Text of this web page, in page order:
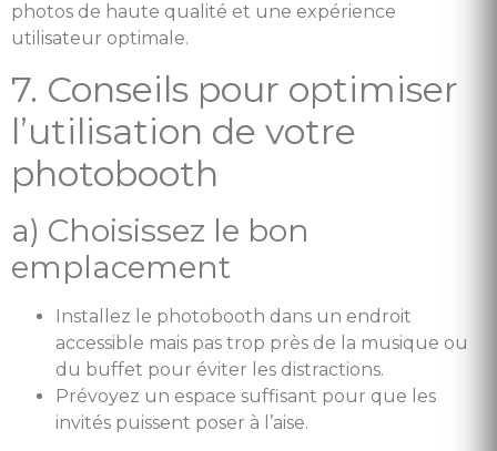
photos de haute qualité et une expérience
utilisateur optimale.
7. Conseils pour optimiser
l’utilisation de votre
photobooth
a) Choisissez le bon
emplacement
Installez le photobooth dans un endroit
accessible mais pas trop près de la musique ou
du buffet pour éviter les distractions.
Prévoyez un espace suffisant pour que les
invités puissent poser à l’aise.